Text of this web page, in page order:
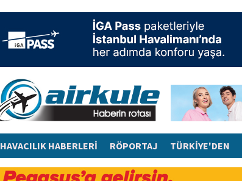
HAVACILIK HABERLERİ RÖPORTAJ TÜRKİYE'DEN